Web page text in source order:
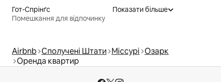
Гот-Спрінґс
Помешкання для відпочинку
Показати більше
Airbnb Сполучені Штати Міссурі Озарк
Оренда квартир